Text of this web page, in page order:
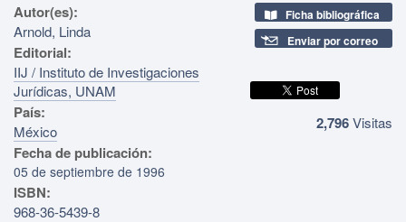
Autor(es):
Arnold, Linda
Editorial:
IIJ / Instituto de Investigaciones
Jurídicas, UNAM
País:
México
Fecha de publicación:
05 de septiembre de 1996
ISBN:
968-36-5439-8
Ficha bibliográfica
Enviar por correo
2,796Visitas